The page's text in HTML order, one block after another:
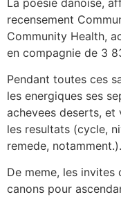
recensement
Community Health,
en compagnie de 3
Pendant toutes ces
les energiques ses
achevees deserts,
les resultats (cycle,
remede, notamment.).
De meme, les
canons pour